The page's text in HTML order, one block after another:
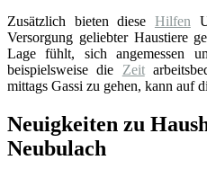
Zusätzlich bieten diese Hilfen
Versorgung geliebter Haustiere
Lage fühlt, sich angemessen
beispielsweise die Zeit
mittags Gassi zu gehen, kann auf
Neuigkeiten zu
Neubulach